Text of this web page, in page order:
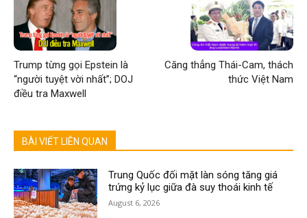
Trump từng gọi Epstein là
“người tuyệt vời nhất”; DOJ
điều tra Maxwell
Căng thẳng Thái-Cam, thách
thức Việt Nam
BÀI VIẾT LIÊN QUAN
Trung Quốc đối mặt làn sóng tăng giá
trứng kỷ lục giữa đà suy thoái kinh tế
August 6, 2026